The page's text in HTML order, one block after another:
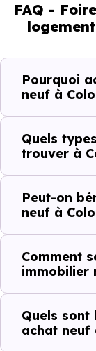
demande
plus recherchées.
Côté cadre de
commerces,
établissements
qui constituent
ou investir dans
Combien
(92700) ?
C'est souvent
prix à connaître
(92700) :
FAQ -
Pourquoi
neuf à
Quels
trouver à
Peut-on
neuf à
Comment
immobilier
Quels
achat neuf